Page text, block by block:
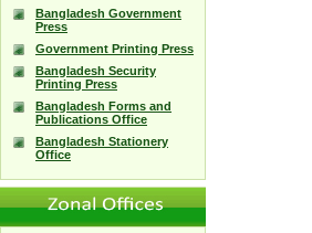
Bangladesh Government
Press
Government Printing Press
Bangladesh Security
Printing Press
Bangladesh Forms and
Publications Office
Bangladesh Stationery
Office